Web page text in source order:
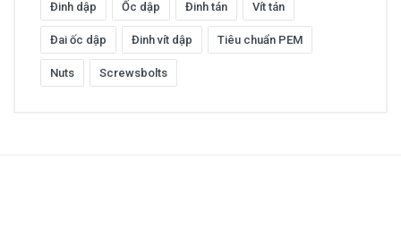
Đinh dập Ốc dập Đinh tán Vít tán
Đai ốc dập Đinh vít dập Tiêu chuẩn PEM
Nuts Screwsbolts